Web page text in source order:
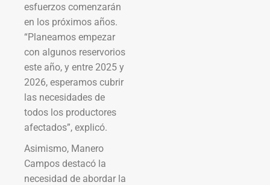
esfuerzos comenzarán
en los próximos años.
“Planeamos empezar
con algunos reservorios
este año, y entre 2025 y
2026, esperamos cubrir
las necesidades de
todos los productores
afectados”, explicó.
Asimismo, Manero
Campos destacó la
necesidad de abordar la